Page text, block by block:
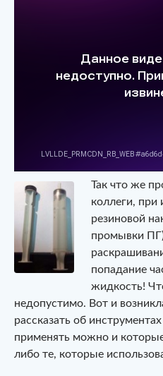
Так что же
коллеги, при
резиновой
промывки
попадание
жидкость!
недопустимо. Вот и
рассказать об
применять можно и которые
либо те, которые